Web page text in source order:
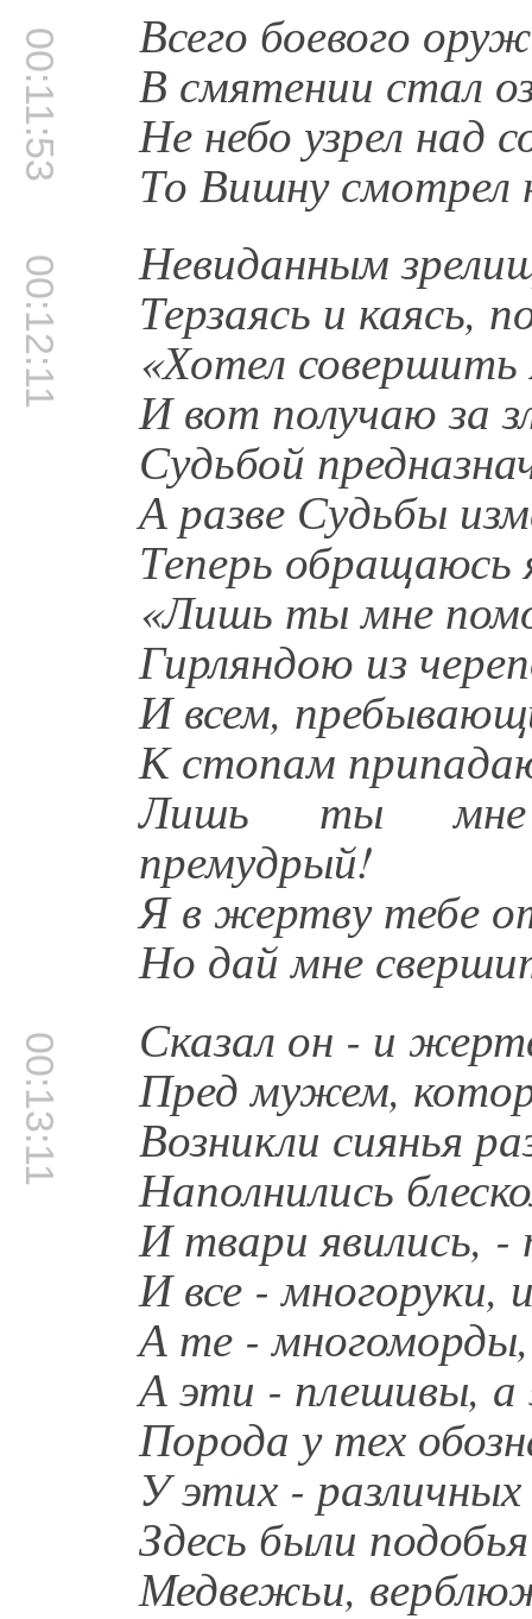
00:11:53 Всего боевого
В смятении стал
Не небо узрел над
То Вишну смотрел
00:12:11 Невиданным
Терзаясь и каясь,
«Хотел совершить
И вот получаю за
Судьбой
А разве Судьбы
Теперь
«Лишь ты мне
Гирляндою из
И всем,
К стопам
Лишь ты мне
премудрый!
Я в жертву тебе
Но дай мне
00:13:11 Сказал он - и
Пред мужем,
Возникли сиянья
Наполнились
И твари явились,
И все - многоруки,
А те -
А эти - плешивы, а
Порода у тех
У этих -
Здесь были
Медвежьи,